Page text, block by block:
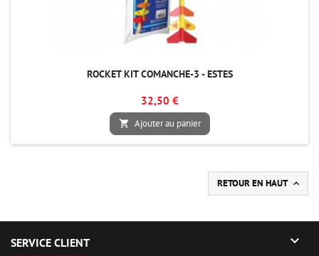
ROCKET KIT COMANCHE-3 - ESTES
32,50 €
 Ajouter au panier
RETOUR EN HAUT 
SERVICE CLIENT 